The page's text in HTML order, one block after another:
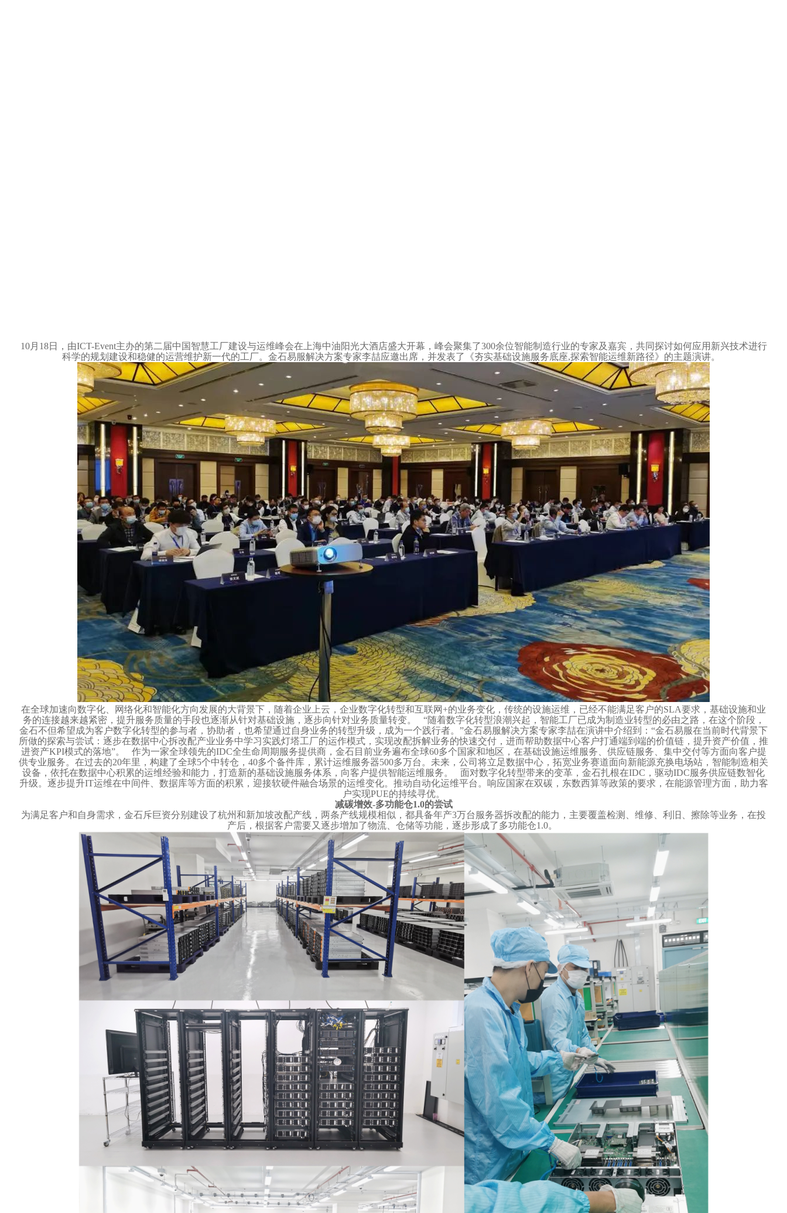
10月18日，由ICT-Event主办的第二届中国智慧工厂建设与运维峰会在上海中油阳光大酒店盛大开幕，峰会聚集了300余位智能制造行业的专家及嘉宾，共同探讨如何应用新兴技术进行
科学的规划建设和稳健的运营维护新一代的工厂。金石易服解决方案专家李喆应邀出席，并发表了《夯实基础设施服务底座,探索智能运维新路径》的主题演讲。
在全球加速向数字化、网络化和智能化方向发展的大背景下，随着企业上云，企业数字化转型和互联网+的业务变化，传统的设施运维，已经不能满足客户的SLA要求，基础设施和业
务的连接越来越紧密，提升服务质量的手段也逐渐从针对基础设施，逐步向针对业务质量转变。 “随着数字化转型浪潮兴起，智能工厂已成为制造业转型的必由之路，在这个阶段，
金石不但希望成为客户数字化转型的参与者，协助者，也希望通过自身业务的转型升级，成为一个践行者。”金石易服解决方案专家李喆在演讲中介绍到：“金石易服在当前时代背景下
所做的探索与尝试：逐步在数据中心拆改配产业业务中学习实践灯塔工厂的运作模式，实现改配拆解业务的快速交付，进而帮助数据中心客户打通端到端的价值链，提升资产价值，推
进资产KPI模式的落地”。 作为一家全球领先的IDC全生命周期服务提供商，金石目前业务遍布全球60多个国家和地区，在基础设施运维服务、供应链服务、集中交付等方面向客户提
供专业服务。在过去的20年里，构建了全球5个中转仓，40多个备件库，累计运维服务器500多万台。未来，公司将立足数据中心，拓宽业务赛道面向新能源充换电场站，智能制造相关
设备，依托在数据中心积累的运维经验和能力，打造新的基础设施服务体系，向客户提供智能运维服务。 面对数字化转型带来的变革，金石扎根在IDC，驱动IDC服务供应链数智化
升级。逐步提升IT运维在中间件、数据库等方面的积累，迎接软硬件融合场景的运维变化。推动自动化运维平台。响应国家在双碳，东数西算等政策的要求，在能源管理方面，助力客
户实现PUE的持续寻优。
减碳增效-多功能仓1.0的尝试
为满足客户和自身需求，金石斥巨资分别建设了杭州和新加坡改配产线，两条产线规模相似，都具备年产3万台服务器拆改配的能力，主要覆盖检测、维修、利旧、擦除等业务，在投
产后，根据客户需要又逐步增加了物流、仓储等功能，逐步形成了多功能仓1.0。